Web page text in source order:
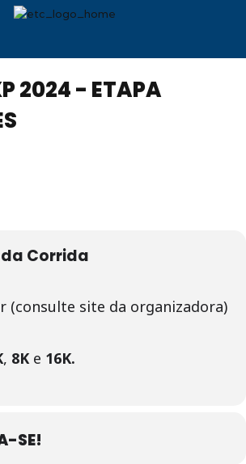
2024 - ETAPA
Corrida
(consulte site da organizadora)
, 8Ke 16K.
SE!